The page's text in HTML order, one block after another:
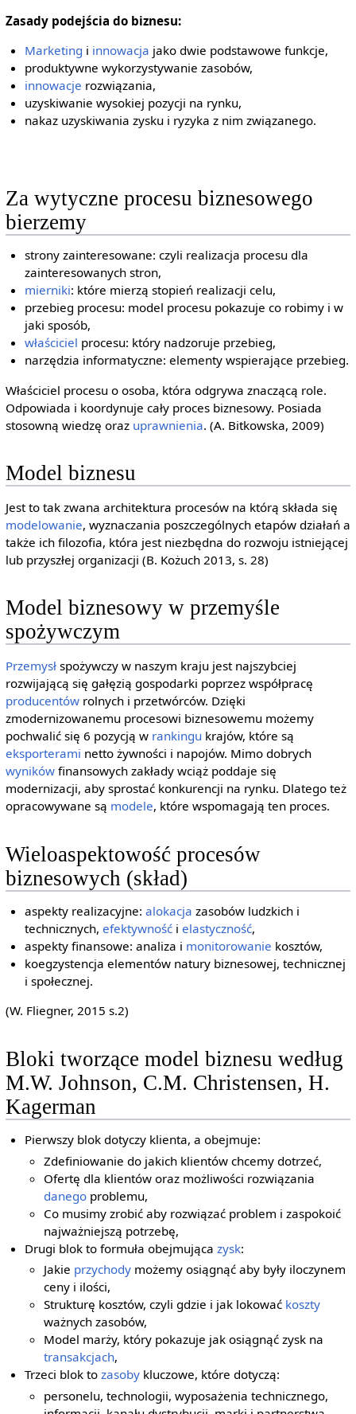
Zasady podejścia do biznesu:
Marketing i innowacja jako dwie podstawowe funkcje,
produktywne wykorzystywanie zasobów,
innowacje rozwiązania,
uzyskiwanie wysokiej pozycji na rynku,
nakaz uzyskiwania zysku i ryzyka z nim związanego.
Za wytyczne procesu biznesowego
bierzemy
strony zainteresowane: czyli realizacja procesu dla
zainteresowanych stron,
mierniki: które mierzą stopień realizacji celu,
przebieg procesu: model procesu pokazuje co robimy i w
jaki sposób,
właściciel procesu: który nadzoruje przebieg,
narzędzia informatyczne: elementy wspierające przebieg.
Właściciel procesu o osoba, która odgrywa znaczącą role.
Odpowiada i koordynuje cały proces biznesowy. Posiada
stosowną wiedzę oraz uprawnienia. (A. Bitkowska, 2009)
Model biznesu
Jest to tak zwana architektura procesów na którą składa się
modelowanie, wyznaczania poszczególnych etapów działań a
także ich filozofia, która jest niezbędna do rozwoju istniejącej
lub przyszłej organizacji (B. Kożuch 2013, s. 28)
Model biznesowy w przemyśle
spożywczym
Przemysłspożywczy w naszym kraju jest najszybciej
rozwijającą się gałęzią gospodarki poprzez współpracę
producentówrolnych i przetwórców. Dzięki
zmodernizowanemu procesowi biznesowemu możemy
pochwalić się 6 pozycją w rankingu krajów, które są
eksporterami netto żywności i napojów. Mimo dobrych
wynikówfinansowych zakłady wciąż poddaje się
modernizacji, aby sprostać konkurencji na rynku. Dlatego też
opracowywane są modele, które wspomagają ten proces.
Wieloaspektowość procesów
biznesowych (skład)
aspekty realizacyjne:alokacja zasobów ludzkich i
technicznych,efektywność ielastyczność,
aspekty finansowe: analiza i monitorowanie kosztów,
koegzystencja elementów natury biznesowej, technicznej
i społecznej.
(W. Fliegner, 2015 s.2)
Bloki tworzące model biznesu według
M.W. Johnson, C.M. Christensen, H.
Kagerman
Pierwszy blok dotyczy klienta, a obejmuje:
Zdefiniowanie do jakich klientów chcemy dotrzeć,
Ofertę dla klientów oraz możliwości rozwiązania
danego problemu,
Co musimy zrobić aby rozwiązać problem i zaspokoić
najważniejszą potrzebę,
Drugi blok to formuła obejmującazysk:
Jakie przychody możemy osiągnąć aby były iloczynem
ceny i ilości,
Strukturę kosztów, czyli gdzie i jak lokować koszty
ważnych zasobów,
Model marży, który pokazuje jak osiągnąć zysk na
transakcjach,
Trzeci blok tozasoby kluczowe, które dotyczą:
personelu, technologii, wyposażenia technicznego,